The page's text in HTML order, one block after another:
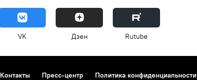
VK Дзен Rutube
Контакты Пресс-центр Политика конфиденциальности